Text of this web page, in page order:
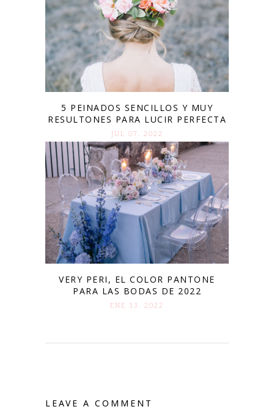
5 PEINADOS SENCILLOS Y MUY
RESULTONES PARA LUCIR PERFECTA
JUL 07. 2022
VERY PERI, EL COLOR PANTONE
PARA LAS BODAS DE 2022
ENE 13. 2022
LEAVE A COMMENT